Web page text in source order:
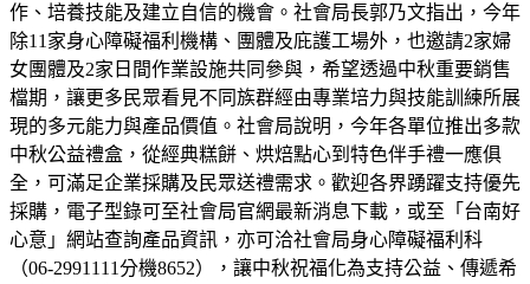
作、培養技能及建立自信的機會。社會局長郭乃文指出，今年
除11家身心障礙福利機構、團體及庇護工場外，也邀請2家婦
女團體及2家日間作業設施共同參與，希望透過中秋重要銷售
檔期，讓更多民眾看見不同族群經由專業培力與技能訓練所展
現的多元能力與產品價值。社會局說明，今年各單位推出多款
中秋公益禮盒，從經典糕餅、烘焙點心到特色伴手禮一應俱
全，可滿足企業採購及民眾送禮需求。歡迎各界踴躍支持優先
採購，電子型錄可至社會局官網最新消息下載，或至「台南好
心意」網站查詢產品資訊，亦可洽社會局身心障礙福利科
（06-2991111分機8652），讓中秋祝福化為支持公益、傳遞希